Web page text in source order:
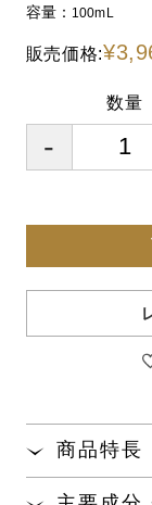
容量： 100mL
販売価格:
数量
-
商品特長